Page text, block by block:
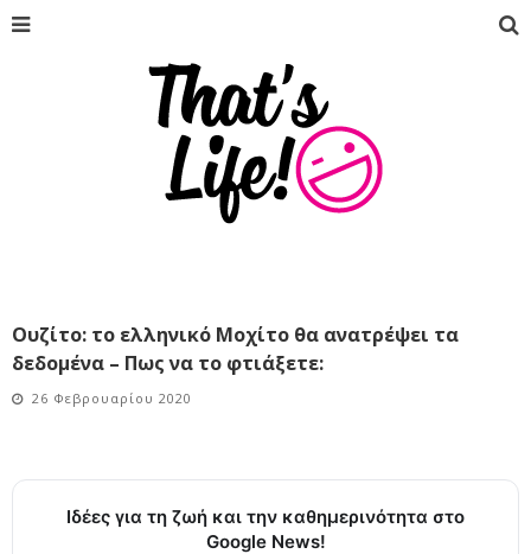
Ουζίτο: το ελληνικό Μοχίτο θα ανατρέψει τα
δεδομένα – Πως να το φτιάξετε:
26 Φεβρουαρίου 2020
Ιδέες για τη ζωή και την καθημερινότητα στο
Google News!